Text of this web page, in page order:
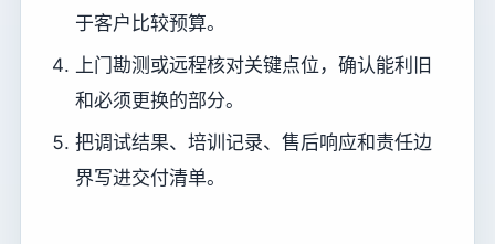
于客户比较预算。
上门勘测或远程核对关键点位，确认能利旧
和必须更换的部分。
把调试结果、培训记录、售后响应和责任边
界写进交付清单。